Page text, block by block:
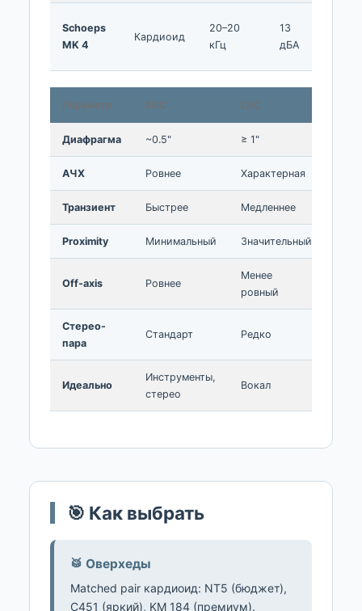
Schoeps
MK 4
Кардиоид
20–20
кГц
13
дБА
Параметр SDC LDC
Диафрагма ~0.5" ≥ 1"
АЧХ Ровнее Характерная
Транзиент Быстрее Медленнее
Proximity Минимальный Значительный
Off-axis Ровнее
Менее
ровный
Стерео-
пара
Стандарт Редко
Идеально
Инструменты,
стерео
Вокал
🎯 Как выбрать
🥁 Оверхеды
Matched pair кардиоид: NT5 (бюджет),
C451 (яркий), KM 184 (премиум).